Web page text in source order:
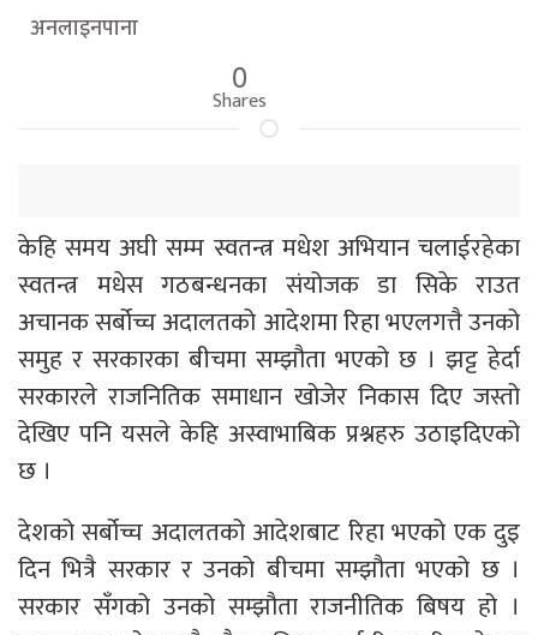
अनलाइनपाना
0
Shares
केहि समय अघी सम्म स्वतन्त्र मधेश अभियान चलाईरहेका
स्वतन्त्र मधेस गठबन्धनका संयोजक डा सिके राउत
अचानक सर्बोच्च अदालतको आदेशमा रिहा भएलगत्तै उनको
समुह र सरकारका बीचमा सम्झौता भएको छ । झट्ट हेर्दा
सरकारले राजनितिक समाधान खोजेर निकास दिए जस्तो
देखिए पनि यसले केहि अस्वाभाबिक प्रश्नहरु उठाइदिएको
छ ।
देशको सर्बोच्च अदालतको आदेशबाट रिहा भएको एक दुइ
दिन भित्रै सरकार र उनको बीचमा सम्झौता भएको छ ।
सरकार सँगको उनको सम्झौता राजनीतिक बिषय हो ।